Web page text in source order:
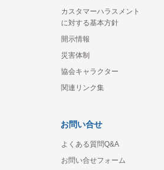
カスタマーハラスメント
に対する基本方針
開示情報
災害体制
協会キャラクター
関連リンク集
お問い合せ
よくある質問Q&A
お問い合せフォーム